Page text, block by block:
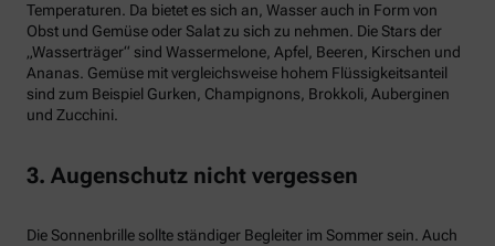
Temperaturen. Da bietet es sich an, Wasser auch in Form von
Obst und Gemüse oder Salat zu sich zu nehmen. Die Stars der
„Wasserträger“ sind Wassermelone, Apfel, Beeren, Kirschen und
Ananas. Gemüse mit vergleichsweise hohem Flüssigkeitsanteil
sind zum Beispiel Gurken, Champignons, Brokkoli, Auberginen
und Zucchini.
3. Augenschutz nicht vergessen
Die Sonnenbrille sollte ständiger Begleiter im Sommer sein. Auch